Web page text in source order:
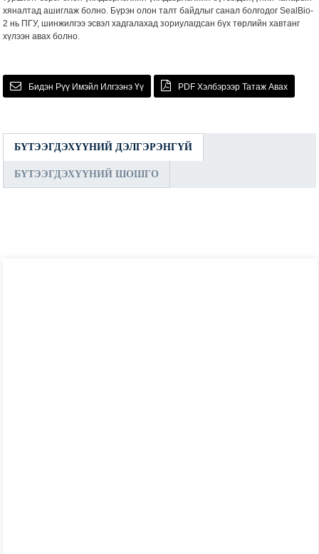
хяналтад ашиглаж болно. Бүрэн олон талт байдлыг санал болгодог SealBio-
2 нь ПГУ, шинжилгээ эсвэл хадгалахад зориулагдсан бүх төрлийн хавтанг
хүлээн авах болно.
Бидэн Рүү Имэйл Илгээнэ Үү PDF Хэлбэрээр Татаж Авах
БҮТЭЭГДЭХҮҮНИЙ ДЭЛГЭРЭНГҮЙ
БҮТЭЭГДЭХҮҮНИЙ ШОШГО